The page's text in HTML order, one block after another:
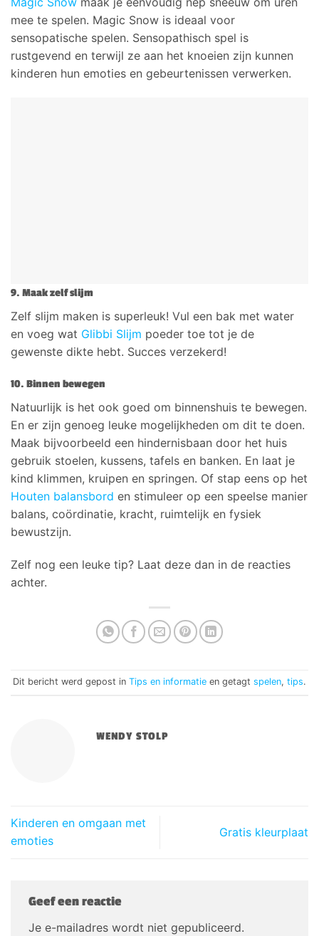
mee te spelen. Magic Snow is ideaal voor
sensopatische spelen. Sensopathisch spel is
rustgevend en terwijl ze aan het knoeien zijn kunnen
kinderen hun emoties en gebeurtenissen verwerken.
9. Maak zelf slijm
Zelf slijm maken is superleuk! Vul een bak met water
en voeg wat Glibbi Slijm poeder toe tot je de
gewenste dikte hebt. Succes verzekerd!
10. Binnen bewegen
Natuurlijk is het ook goed om binnenshuis te bewegen.
En er zijn genoeg leuke mogelijkheden om dit te doen.
Maak bijvoorbeeld een hindernisbaan door het huis
gebruik stoelen, kussens, tafels en banken. En laat je
kind klimmen, kruipen en springen. Of stap eens op het
Houten balansbord en stimuleer op een speelse manier
balans, coördinatie, kracht, ruimtelijk en fysiek
bewustzijn.
Zelf nog een leuke tip? Laat deze dan in de reacties
achter.
Dit bericht werd gepost in Tips en informatie en getagt spelen, tips.
WENDY STOLP
Kinderen en omgaan met
emoties
Gratis kleurplaat
Geef een reactie
Je e-mailadres wordt niet gepubliceerd.